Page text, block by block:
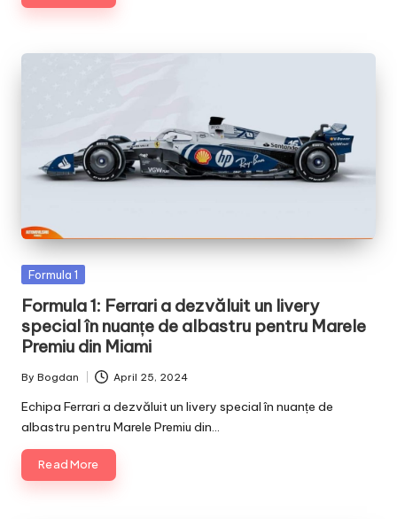
Posted
Formula 1
Formula 1: Ferrari a dezvăluit un livery
special în nuanțe de albastru pentru Marele
Premiu din Miami
Posted
by
By Bogdan April 25, 2024
Echipa Ferrari a dezvăluit un livery special în nuanțe de
albastru pentru Marele Premiu din…
Read More